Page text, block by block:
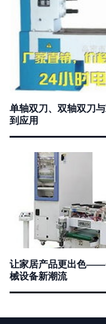
单轴双刀、双轴双刀
到应用
让家居产品更出色
械设备新潮流